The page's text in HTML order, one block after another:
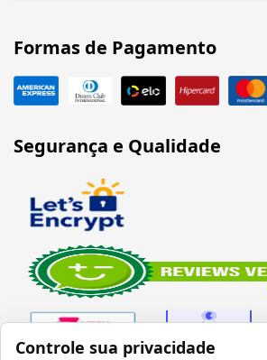
Controle sua privacidade
Formas de Pagamento
Segurança e Qualidade